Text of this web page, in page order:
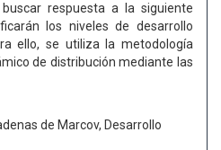
respuesta a la siguiente
los niveles de desarrollo
ello, se utiliza la metodología
de distribución mediante las
de Marcov, Desarrollo